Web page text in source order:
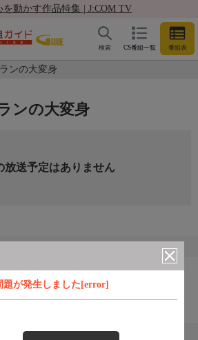
を動かす作品特集 | J:COM TV
CS番組一覧 番組表
検索
ンの大変身
題が発生しました[error]
ンの大変身
放送予定はありません
め番組